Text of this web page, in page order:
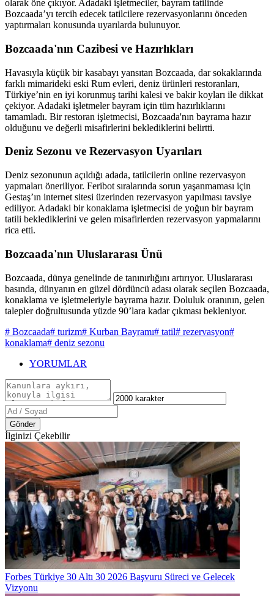
olarak öne çıkıyor. Adadaki işletmeciler, bayram tatilinde
Bozcaada’yı tercih edecek tatilcilere rezervasyonlarını önceden
yaptırmaları konusunda uyarılarda bulunuyor.
Bozcaada'nın Cazibesi ve Hazırlıkları
Havasıyla küçük bir kasabayı yansıtan Bozcaada, dar sokaklarında
farklı mimarideki eski Rum evleri, deniz ürünleri restoranları,
Türkiye’nin en iyi korunmuş tarihi kalesi ve bakir koyları ile dikkat
çekiyor. Adadaki işletmeler bayram için tüm hazırlıklarını
tamamladı. Bir restoran işletmecisi, Bozcaada'nın bayrama hazır
olduğunu ve değerli misafirlerini beklediklerini belirtti.
Deniz Sezonu ve Rezervasyon Uyarıları
Deniz sezonunun açıldığı adada, tatilcilerin online rezervasyon
yapmaları öneriliyor. Feribot sıralarında sorun yaşanmaması için
Gestaş’ın internet sitesi üzerinden rezervasyon yapılması tavsiye
ediliyor. Adadaki bir konaklama işletmecisi de yoğun bir bayram
tatili beklediklerini ve gelen misafirlerden rezervasyon yapmalarını
rica etti.
Bozcaada'nın Uluslararası Ünü
Bozcaada, dünya genelinde de tanınırlığını artırıyor. Uluslararası
basında, dünyanın en güzel dördüncü adası olarak seçilen Bozcaada,
konaklama ve işletmeleriyle bayrama hazır. Doluluk oranının, gelen
talepler doğrultusunda yüzde 90’lara kadar çıkması bekleniyor.
# Bozcaada# turizm# Kurban Bayramı# tatil# rezervasyon#
konaklama# deniz sezonu
YORUMLAR
Gönder
İlginizi Çekebilir
Forbes Türkiye 30 Altı 30 2026 Başvuru Süreci ve Gelecek
Vizyonu